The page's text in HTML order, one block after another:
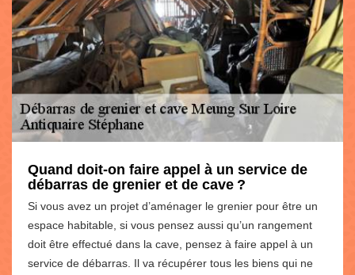
Quand doit-on faire appel à un service de
débarras de grenier et de cave ?
Si vous avez un projet d’aménager le grenier pour être un
espace habitable, si vous pensez aussi qu’un rangement
doit être effectué dans la cave, pensez à faire appel à un
service de débarras. Il va récupérer tous les biens qui ne